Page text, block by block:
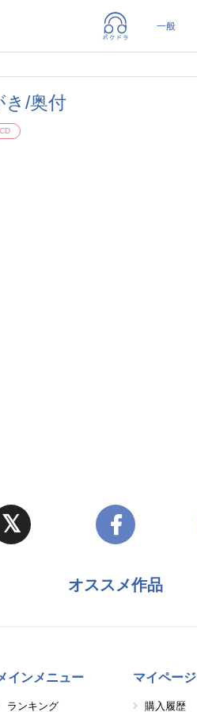
き/奥付
オススメ作品
インメニュー
ランキング
マイページ
購入履歴